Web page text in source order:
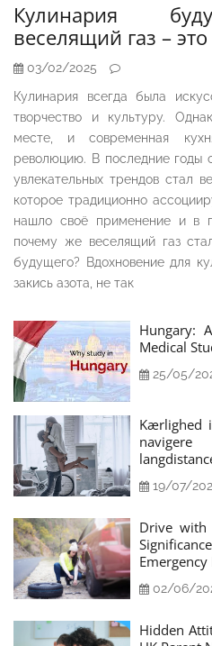
Кулинария
веселящий газ –
03/02/2025
Кулинария всегда была
творчество и культуру.
месте, и современная
революцию. В последние годы
увлекательных трендов стал
которое традиционно
нашло своё применение и в
почему же веселящий газ
будущего? Вдохновение для
закись азота, не так
Hungary:
Medical
25/05/
Kærlighed
19/07/
Drive with
Emergency
02/06/
Hidden